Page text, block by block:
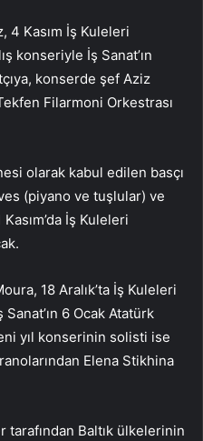
4 Kasım İş Kuleleri
konseriyle İş Sanat’ın
konserde şef Aziz
Filarmoni Orkestrası
olarak kabul edilen basçı
(piyano ve tuşlular) ve
İş Kuleleri
18 Aralık’ta İş Kuleleri
6 Ocak Atatürk
yıl konserinin solisti ise
Elena Stikhina
Baltık ülkelerinin